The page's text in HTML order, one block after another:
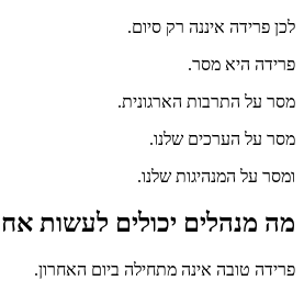
לכן פרידה איננה רק סיום.
פרידה היא מסר.
מסר על התרבות הארגונית.
מסר על הערכים שלנו.
ומסר על המנהיגות שלנו.
מה מנהלים יכולים לעשות
פרידה טובה אינה מתחילה ביום האחרון.